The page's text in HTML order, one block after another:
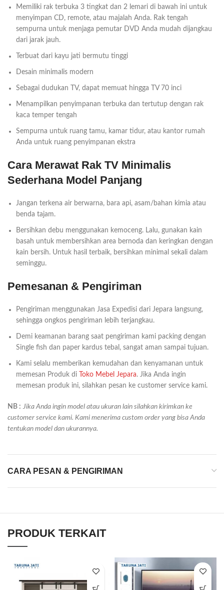
Memiliki rak terbuka 3 tingkat dan 2 lemari di bawah ini untuk
menyimpan CD, remote, atau majalah Anda. Rak tengah
sempurna untuk menjaga pemutar DVD Anda mudah dijangkau
dari jarak jauh.
Terbuat dari kayu jati bermutu tinggi
Desain minimalis modern
Sebagai dudukan TV, dapat memuat hingga TV 70 inci
Menampilkan penyimpanan terbuka dan tertutup dengan rak
kaca temper tengah
Sempurna untuk ruang tamu, kamar tidur, atau kantor rumah
Anda untuk ruang penyimpanan ekstra
Cara Merawat Rak TV Minimalis
Sederhana Model Panjang
Jangan terkena air berwarna, bara api, asam/bahan kimia atau
benda tajam.
Bersihkan debu menggunakan kemoceng. Lalu, gunakan kain
basah untuk membersihkan area bernoda dan keringkan dengan
kain bersih. Untuk hasil terbaik, bersihkan minimal sekali dalam
seminggu.
Pemesanan & Pengiriman
Pengiriman menggunakan Jasa Expedisi dari Jepara langsung,
sehingga ongkos pengiriman lebih terjangkau.
Demi keamanan barang saat pengiriman kami packing dengan
Single fish dan paper kardus tebal, sangat aman sampai tujuan.
Kami selalu memberikan kemudahan dan kenyamanan untuk
memesan Produk di
Toko Mebel Jepara. Jika Anda ingin
memesan produk ini, silahkan pesan ke customer service kami.
NB : Jika Anda ingin model atau ukuran lain silahkan kirimkan ke
customer service kami. Kami menerima custom order yang bisa Anda
tentukan model dan ukurannya.
CARA PESAN & PENGIRIMAN
PRODUK TERKAIT